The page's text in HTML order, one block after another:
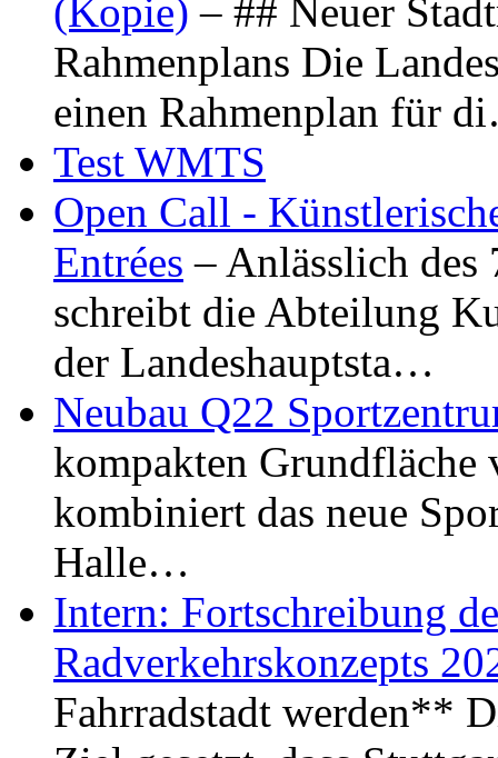
(Kopie) – ## Neuer
Rahmenplans Die
einen Rahmenplan für
Test WMTS
Open Call -
Entrées – Anlässlich
schreibt die Abteilung
der Landeshauptsta…
Neubau Q22
kompakten Grundfläche
kombiniert das neue
Halle…
Intern: Fortschreibung
Radverkehrskonzepts
Fahrradstadt werden**